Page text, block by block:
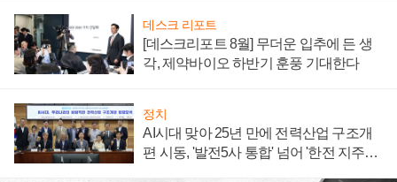
데스크 리포트
[데스크리포트 8월] 무더운 입추에 든 생
각, 제약바이오 하반기 훈풍 기대한다
정치
AI시대 맞아 25년 만에 전력산업 구조개
편 시동, '발전5사 통합' 넘어 '한전 지주사'